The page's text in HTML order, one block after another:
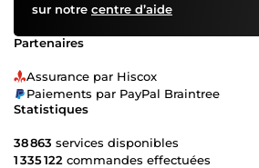
sur notre centre d’aide
Partenaires
Assurance par Hiscox
Paiements par PayPal Braintree
Statistiques
38 863 services disponibles
1 335 122 commandes effectuées